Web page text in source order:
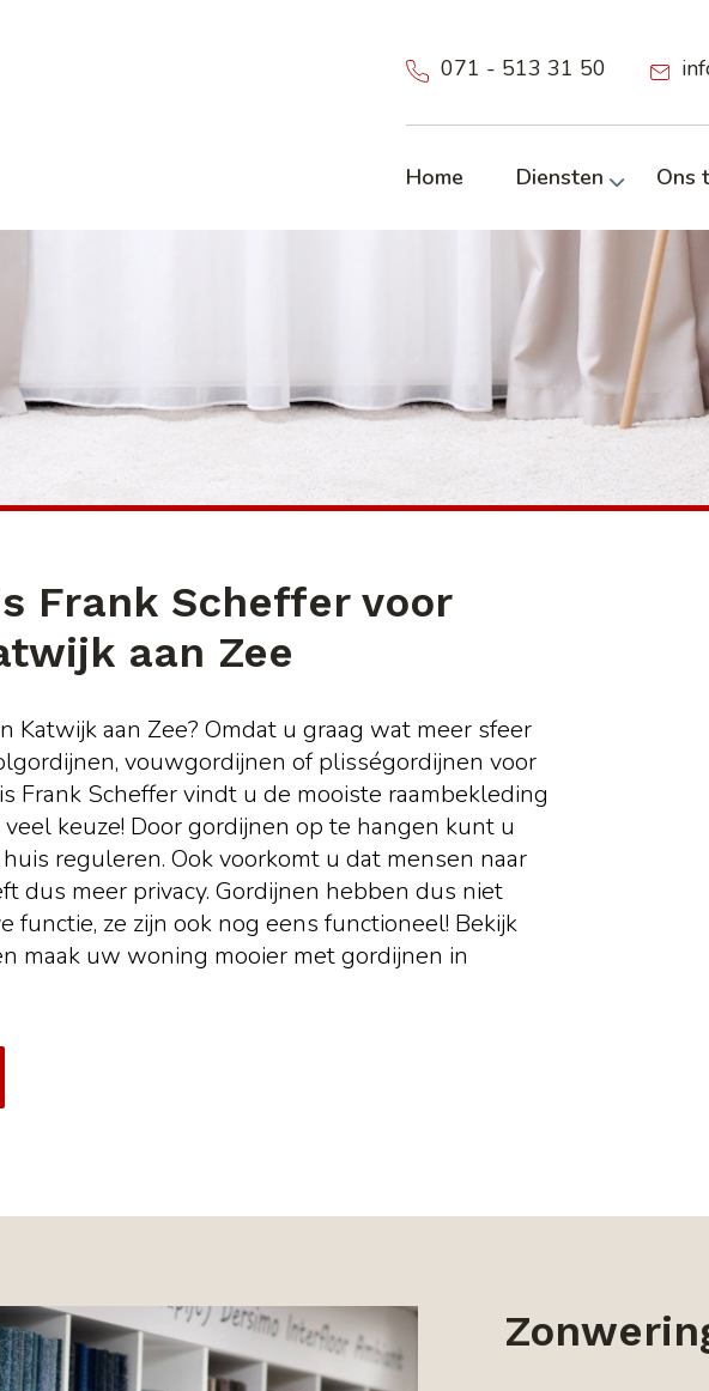
071 - 513 31 50
Home Diensten Ons
Frank Scheffer voor
aan Zee
aan Zee? Omdat u graag wat meer sfeer
vouwgordijnen of plisségordijnen voor
Frank Scheffer vindt u de mooiste raambekleding
keuze! Door gordijnen op te hangen kunt u
reguleren. Ook voorkomt u dat mensen naar
dus meer privacy. Gordijnen hebben dus niet
functie, ze zijn ook nog eens functioneel! Bekijk
maak uw woning mooier met gordijnen in